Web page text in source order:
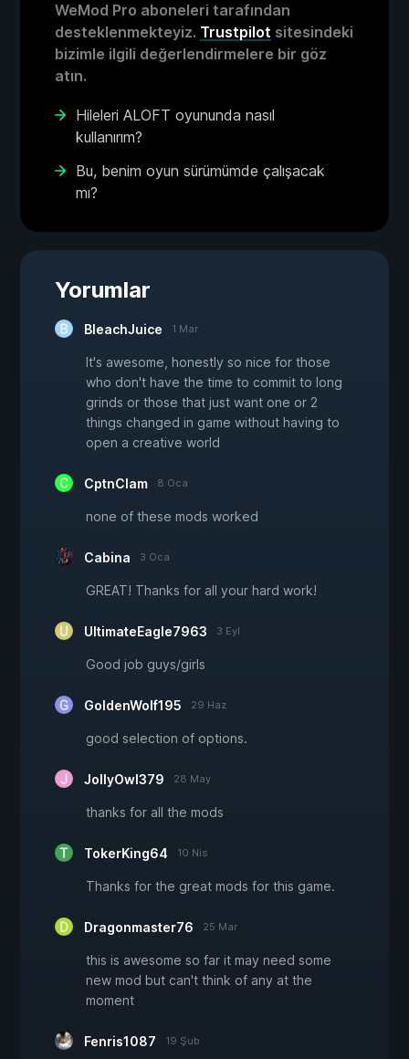
WeMod Pro aboneleri tarafından
desteklenmekteyiz. Trustpilot sitesindeki
bizimle ilgili değerlendirmelere bir göz
atın.
Hileleri ALOFT oyununda nasıl
kullanırım?
Bu, benim oyun sürümümde çalışacak
mı?
Yorumlar
BleachJuice 1 Mar
It's awesome, honestly so nice for those
who don't have the time to commit to long
grinds or those that just want one or 2
things changed in game without having to
open a creative world
CptnClam 8 Oca
none of these mods worked
Cabina 3 Oca
GREAT! Thanks for all your hard work!
UltimateEagle7963 3 Eyl
Good job guys/girls
GoldenWolf195 29 Haz
good selection of options.
JollyOwl379 28 May
thanks for all the mods
TokerKing64 10 Nis
Thanks for the great mods for this game.
Dragonmaster76 25 Mar
this is awesome so far it may need some
new mod but can't think of any at the
moment
Fenris1087 19 Şub